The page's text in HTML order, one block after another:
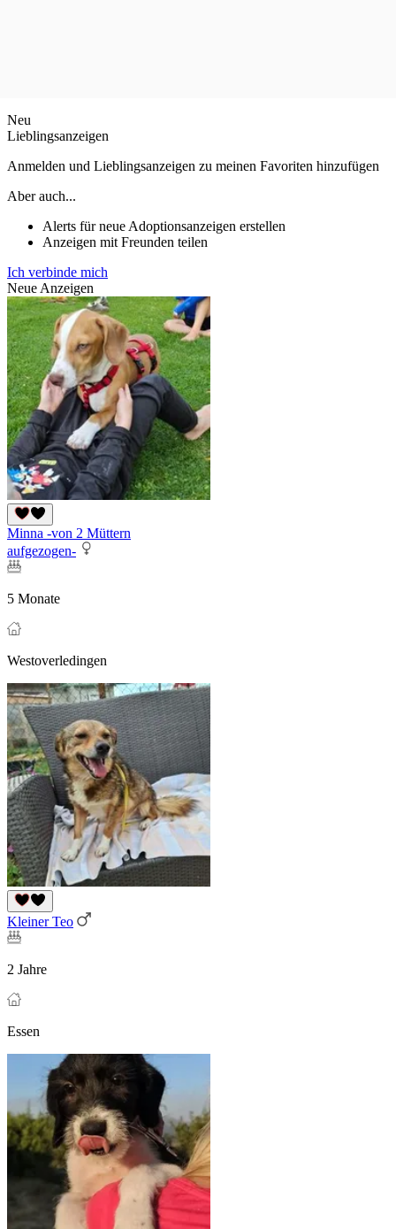
Neu
Lieblingsanzeigen
Anmelden und Lieblingsanzeigen zu meinen Favoriten hinzufügen
Aber auch...
Alerts für neue Adoptionsanzeigen erstellen
Anzeigen mit Freunden teilen
Ich verbinde mich
Neue Anzeigen
Minna -von 2 Müttern
aufgezogen-
5 Monate
Westoverledingen
Kleiner Teo
2 Jahre
Essen